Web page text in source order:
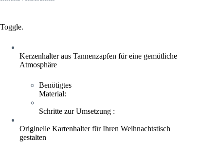
Toggle.
Kerzenhalter aus Tannenzapfen für eine gemütliche
Atmosphäre
Benötigtes
Material:
Schritte zur Umsetzung :
Originelle Kartenhalter für Ihren Weihnachtstisch
gestalten